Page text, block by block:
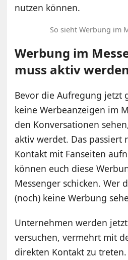
nutzen können.
So sieht Werbung im
Werbung im
muss aktiv werden
Bevor die Aufregung jetzt
keine Werbeanzeigen im
den Konversationen
aktiv werdet. Das passiert
Kontakt mit Fanseiten
können euch diese
Messenger schicken. Wer
(noch) keine Werbung
Unternehmen werden
versuchen, vermehrt mit
direkten Kontakt zu